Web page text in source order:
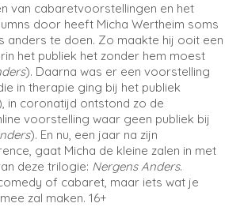
van cabaretvoorstellingen en het
door heeft Micha Wertheim soms
anders te doen. Zo maakte hij ooit een
het publiek het zonder hem moest
). Daarna was er een voorstelling
in therapie ging bij het publiek
in coronatijd ontstond zo de
voorstelling waar geen publiek bij
). En nu, een jaar na zijn
gaat Micha de kleine zalen in met
deze trilogie: Nergens Anders.
of cabaret, maar iets wat je
zal maken. 16+